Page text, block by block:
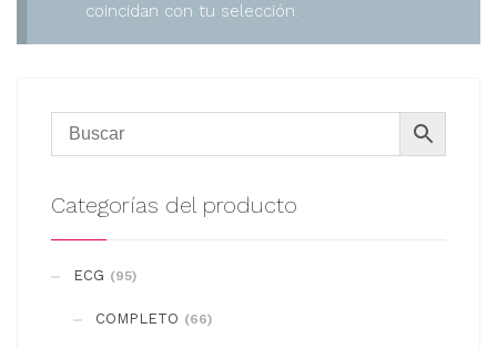
coincidan con tu selección.
Categorías del producto
ECG (95)
COMPLETO (66)